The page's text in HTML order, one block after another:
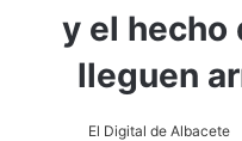
y el hecho
lleguen
El Digital de Albacete